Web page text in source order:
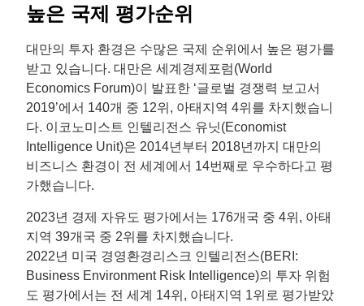
높은 국제 평가순위
대만의 투자 환경은 수많은 국제 순위에서 높은 평가를
받고 있습니다. 대만은 세계경제포럼(World
Economics Forum)이 발표한 ‘글로벌 경쟁력 보고서
2019’에서 140개 중 12위, 아태지역 4위를 차지했습니
다. 이코노미스트 인텔리전스 유닛(Economist
Intelligence Unit)은 2014년부터 2018년까지 대만의
비즈니스 환경이 전 세계에서 14번째로 우수하다고 평
가했습니다.
2023년 경제 자유도 평가에서는 176개국 중 4위, 아태
지역 39개국 중 2위를 차지했습니다.
2022년 미국 경영환경리스크 인텔리전스(BERI:
Business Environment Risk Intelligence)의 투자 위험
도 평가에서는 전 세계 14위, 아태지역 1위로 평가받았